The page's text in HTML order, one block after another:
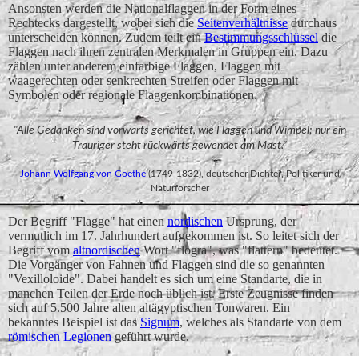
Ansonsten werden die Nationalflaggen in der Form eines
Rechtecks dargestellt, wobei sich dieSeitenverhältnissedurchaus
unterscheiden können. Zudem teilt einBestimmungsschlüsseldie
Flaggen nach ihren zentralen Merkmalen in Gruppen ein. Dazu
zählen unter anderem einfarbige Flaggen, Flaggen mit
waagerechten oder senkrechten Streifen oder Flaggen mit
Symbolen oder regionale Flaggenkombinationen.
"Alle Gedanken sind vorwärts gerichtet, wie Flaggen und Wimpel; nur ein
Trauriger steht rückwärts gewendet am Mast."
Johann Wolfgang von Goethe(1749-1832), deutscher Dichter, Politiker und
Naturforscher
Der Begriff "Flagge" hat einennordischen Ursprung, der
vermutlich im 17. Jahrhundert aufgekommen ist. So leitet sich der
Begriff vom altnordischenWort "flogra", was "flattern" bedeutet.
Die Vorgänger von Fahnen und Flaggen sind die so genannten
"Vexilloloide". Dabei handelt es sich um eine Standarte, die in
manchen Teilen der Erde noch üblich ist. Erste Zeugnisse finden
sich auf 5.500 Jahre alten altägyptischen Tonwaren. Ein
bekanntes Beispiel ist dasSignum, welches als Standarte von dem
römischen Legionengeführt wurde.